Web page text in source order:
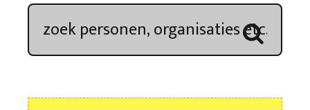
Kroniek